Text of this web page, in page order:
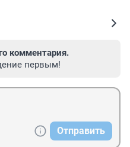
комментария.
первым!
Отправить